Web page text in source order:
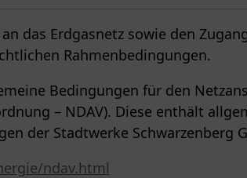
das Erdgasnetz sowie den
Rahmenbedingungen.
Bedingungen für den
– NDAV). Diese enthält
der Stadtwerke Schwarzenberg
ndav.html